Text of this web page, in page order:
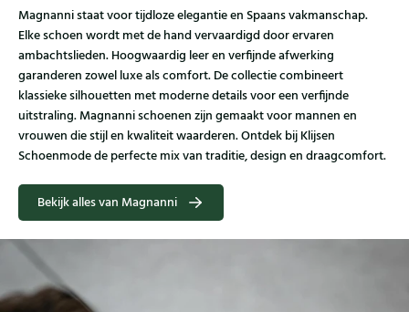
Magnanni staat voor tijdloze elegantie en Spaans vakmanschap.
Elke schoen wordt met de hand vervaardigd door ervaren
ambachtslieden. Hoogwaardig leer en verfijnde afwerking
garanderen zowel luxe als comfort. De collectie combineert
klassieke silhouetten met moderne details voor een verfijnde
uitstraling. Magnanni schoenen zijn gemaakt voor mannen en
vrouwen die stijl en kwaliteit waarderen. Ontdek bij Klijsen
Schoenmode de perfecte mix van traditie, design en draagcomfort.
Bekijk alles van Magnanni